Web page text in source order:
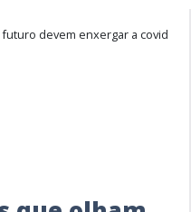
devem enxergar a covid